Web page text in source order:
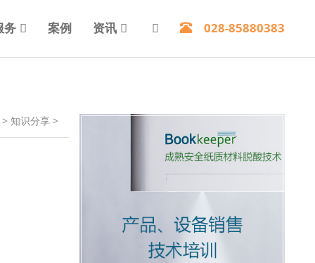
务 案例 资讯 028-85880383
知识分享>